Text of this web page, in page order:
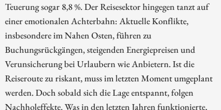
Teuerung sogar 8,8 %. Der Reisesektor hingegen tanzt auf
einer emotionalen Achterbahn: Aktuelle Konflikte,
insbesondere im Nahen Osten, führen zu
Buchungsrückgängen, steigenden Energiepreisen und
Verunsicherung bei Urlaubern wie Anbietern. Ist die
Reiseroute zu riskant, muss im letzten Moment umgeplant
werden. Doch sobald sich die Lage entspannt, folgen
Nachholeffekte. Was in den letzten Jahren funktionierte,